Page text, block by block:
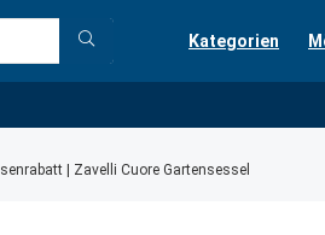
Kategorien
| Zavelli Cuore Gartensessel